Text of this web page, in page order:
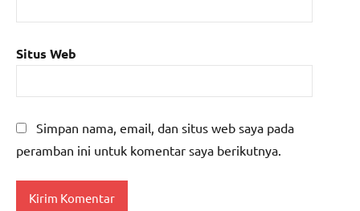
Situs Web
Simpan nama, email, dan situs web saya pada
peramban ini untuk komentar saya berikutnya.